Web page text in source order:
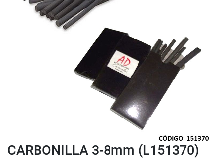
CARBONILLA 3-8mm (L151370)